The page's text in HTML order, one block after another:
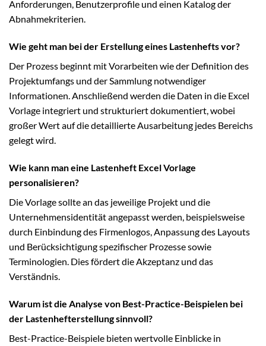
Anforderungen, Benutzerprofile und einen Katalog der
Abnahmekriterien.
Wie geht man bei der Erstellung eines Lastenhefts vor?
Der Prozess beginnt mit Vorarbeiten wie der Definition des
Projektumfangs und der Sammlung notwendiger
Informationen. Anschließend werden die Daten in die Excel
Vorlage integriert und strukturiert dokumentiert, wobei
großer Wert auf die detaillierte Ausarbeitung jedes Bereichs
gelegt wird.
Wie kann man eine Lastenheft Excel Vorlage
personalisieren?
Die Vorlage sollte an das jeweilige Projekt und die
Unternehmensidentität angepasst werden, beispielsweise
durch Einbindung des Firmenlogos, Anpassung des Layouts
und Berücksichtigung spezifischer Prozesse sowie
Terminologien. Dies fördert die Akzeptanz und das
Verständnis.
Warum ist die Analyse von Best-Practice-Beispielen bei
der Lastenhefterstellung sinnvoll?
Best-Practice-Beispiele bieten wertvolle Einblicke in